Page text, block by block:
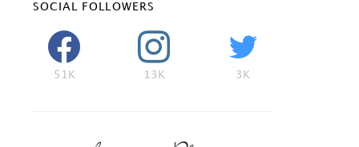
SOCIAL FOLLOWERS
51K 13K 3K